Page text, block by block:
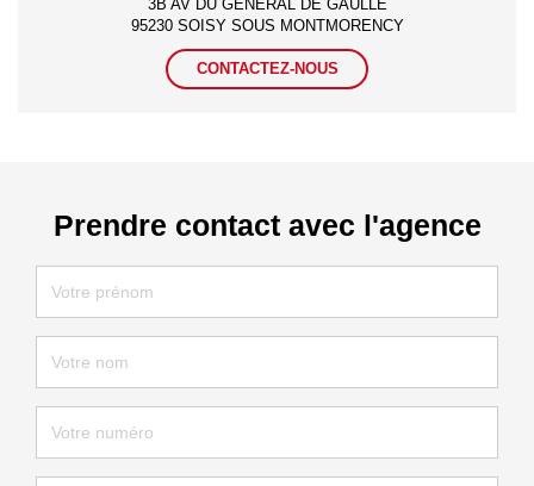
3B AV DU GENERAL DE GAULLE
95230 SOISY SOUS MONTMORENCY
CONTACTEZ-NOUS
Prendre contact avec l'agence